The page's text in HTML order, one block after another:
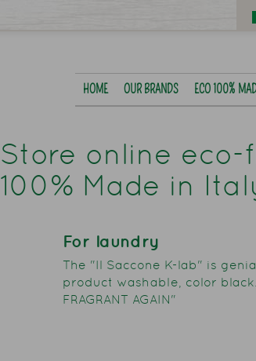
HOME OUR BRANDS ECO 100%
Store online
100% Made in
For laundry
The "Il Saccone K-lab" is
product washable, color
FRAGRANT AGAIN"